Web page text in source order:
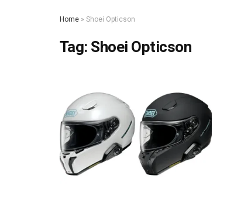
Home » Shoei Opticson
Tag: Shoei Opticson